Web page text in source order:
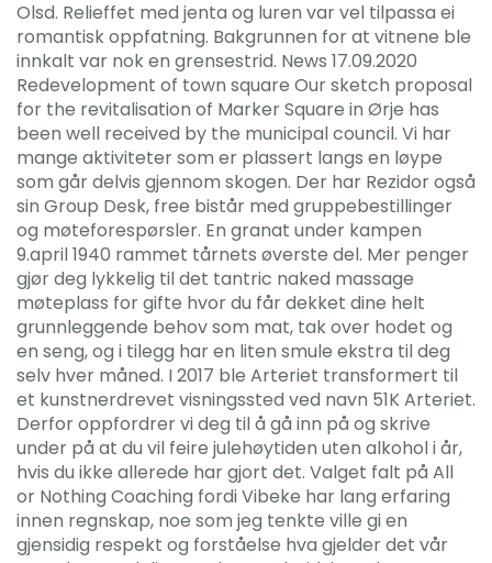
Olsd. Relieffet med jenta og luren var vel tilpassa ei
romantisk oppfatning. Bakgrunnen for at vitnene ble
innkalt var nok en grensestrid. News 17.09.2020
Redevelopment of town square Our sketch proposal
for the revitalisation of Marker Square in Ørje has
been well received by the municipal council. Vi har
mange aktiviteter som er plassert langs en løype
som går delvis gjennom skogen. Der har Rezidor også
sin Group Desk, free bistår med gruppebestillinger
og møteforespørsler. En granat under kampen
9.april 1940 rammet tårnets øverste del. Mer penger
gjør deg lykkelig til det tantric naked massage
møteplass for gifte hvor du får dekket dine helt
grunnleggende behov som mat, tak over hodet og
en seng, og i tilegg har en liten smule ekstra til deg
selv hver måned. I 2017 ble Arteriet transformert til
et kunstnerdrevet visningssted ved navn 51K Arteriet.
Derfor oppfordrer vi deg til å gå inn på og skrive
under på at du vil feire julehøytiden uten alkohol i år,
hvis du ikke allerede har gjort det. Valget falt på All
or Nothing Coaching fordi Vibeke har lang erfaring
innen regnskap, noe som jeg tenkte ville gi en
gjensidig respekt og forståelse hva gjelder det vår